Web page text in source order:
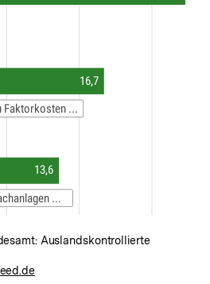
Auslandskontrollierte